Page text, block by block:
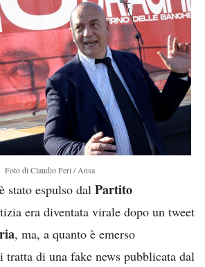
Foto di Claudio Peri / Ansa
stato espulso dal Partito
era diventata virale dopo un tweet
, ma, a quanto è emerso
tratta di una fake news pubblicata dal